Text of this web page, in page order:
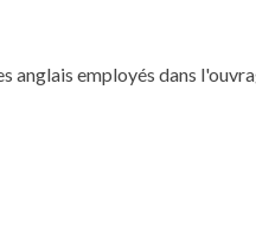
anglais employés dans